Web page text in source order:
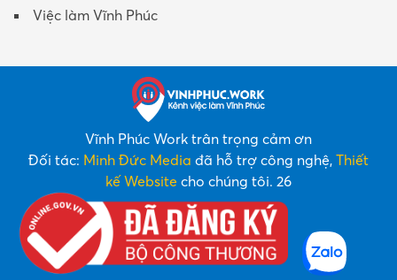
Việc làm Vĩnh Phúc
Vĩnh Phúc Work trân trọng cảm ơn
Đối tác: Minh Đức Media đã hỗ trợ công nghệ, Thiết
kế Website cho chúng tôi. 26